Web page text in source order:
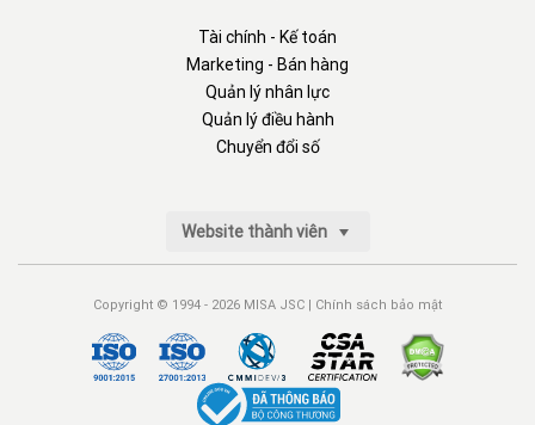
Tài chính - Kế toán
Marketing - Bán hàng
Quản lý nhân lực
Quản lý điều hành
Chuyển đổi số
Website thành viên
Copyright © 1994 - 2026 MISA JSC | Chính sách bảo mật